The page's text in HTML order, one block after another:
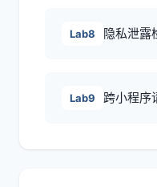
Lab8 隐私泄露
Lab9 跨小程序